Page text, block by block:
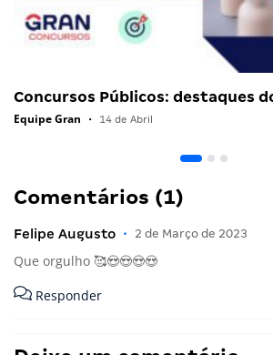
Concursos Públicos: destaques
Equipe Gran • 14 de Abril
Comentários (1)
Felipe Augusto • 2 de Março de 2023
Que orgulho 🥰😍😍😍😍
Responder